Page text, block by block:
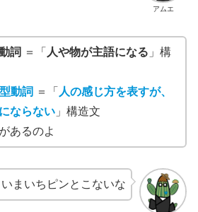
アムエ
詞 ＝「 人や物が主語になる 」構
動詞 ＝「 人の感じ方を表すが、
ならない」構造文
あるのよ
まいちピンとこないな